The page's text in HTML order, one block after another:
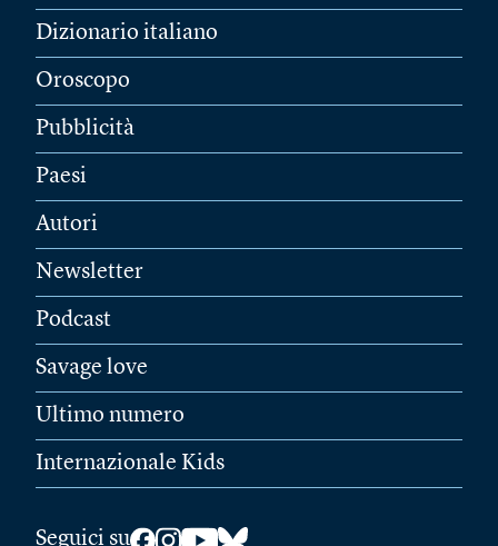
Dizionario italiano
Oroscopo
Pubblicità
Paesi
Autori
Newsletter
Podcast
Savage love
Ultimo numero
Internazionale Kids
Seguici su